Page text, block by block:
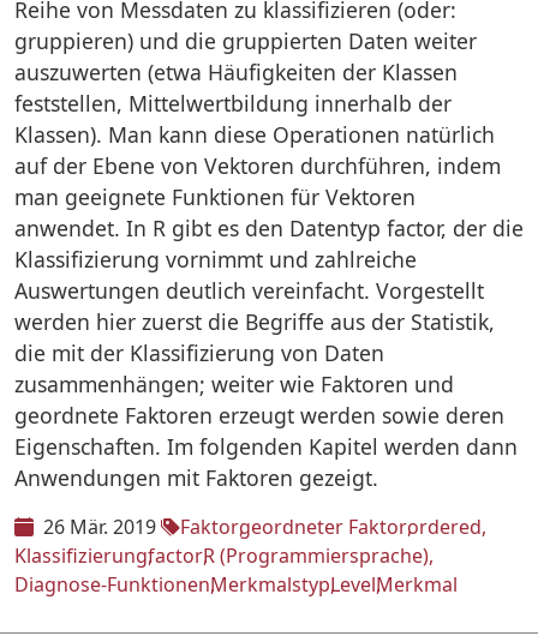
Reihe von Messdaten zu klassifizieren (oder:
gruppieren) und die gruppierten Daten weiter
auszuwerten (etwa Häufigkeiten der Klassen
feststellen, Mittelwertbildung innerhalb der
Klassen). Man kann diese Operationen natürlich
auf der Ebene von Vektoren durchführen, indem
man geeignete Funktionen für Vektoren
anwendet. In R gibt es den Datentyp factor, der die
Klassifizierung vornimmt und zahlreiche
Auswertungen deutlich vereinfacht. Vorgestellt
werden hier zuerst die Begriffe aus der Statistik,
die mit der Klassifizierung von Daten
zusammenhängen; weiter wie Faktoren und
geordnete Faktoren erzeugt werden sowie deren
Eigenschaften. Im folgenden Kapitel werden dann
Anwendungen mit Faktoren gezeigt.
26 Mär. 2019 Faktorgeordneter Faktorordered
KlassifizierungfactorR (Programmiersprache)
Diagnose-FunktionenMerkmalstypLevelMerkmal